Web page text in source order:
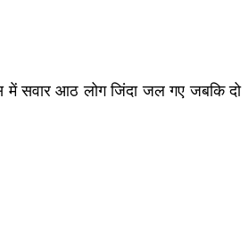
सवार आठ लोग जिंदा जल गए जबकि दो